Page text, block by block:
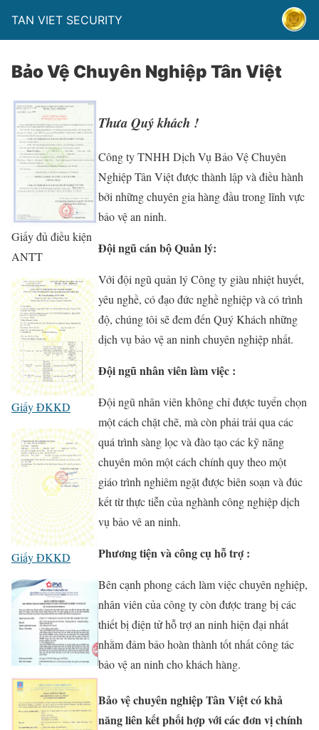
TAN VIET SECURITY
Bảo Vệ Chuyên Nghiệp Tân Việt
Giấy đủ điều kiện
ANTT
Giấy ĐKKD
Giấy ĐKKD
Thưa Quý khách !
Công ty TNHH Dịch Vụ Bảo Vệ Chuyên
Nghiệp Tân Việt được thành lập và điều hành
bởi những chuyên gia hàng đầu trong lĩnh vực
bảo vệ an ninh.
Đội ngũ cán bộ Quản lý:
Với đội ngũ quản lý Công ty giàu nhiệt huyết,
yêu nghề, có đạo đức nghề nghiệp và có trình
độ, chúng tôi sẽ đem đến Quý Khách những
dịch vụ bảo vệ an ninh chuyên nghiệp nhất.
Đội ngũ nhân viên làm việc :
Đội ngũ nhân viên không chỉ được tuyển chọn
một cách chặt chẽ, mà còn phải trải qua các
quá trình sàng lọc và đào tạo các kỹ năng
chuyên môn một cách chính quy theo một
giáo trình nghiêm ngặt được biên soạn và đúc
kết từ thực tiễn của nghành công nghiệp dịch
vụ bảo vê an ninh.
Phương tiện và công cụ hỗ trợ :
Bên cạnh phong cách làm việc chuyên nghiệp,
nhân viên của công ty còn được trang bị các
thiết bị điện tử hỗ trợ an ninh hiện đại nhất
nhằm đảm bảo hoàn thành tốt nhất công tác
bảo vệ an ninh cho khách hàng.
Bảo vệ chuyên nghiệp Tân Việt cókhả
năng liên kết phối hợp với các đơn vị chính